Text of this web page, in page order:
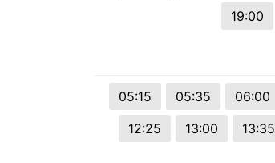
19:00
05:15 05:35 06:00
12:25
13:00 13:35